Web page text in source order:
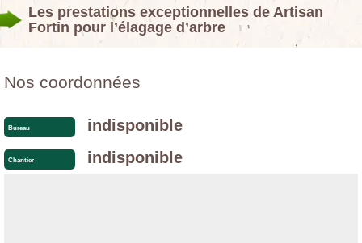
Les prestations exceptionnelles de Artisan
Fortin pour l’élagage d’arbre
Nos coordonnées
Bureau indisponible
Chantier indisponible